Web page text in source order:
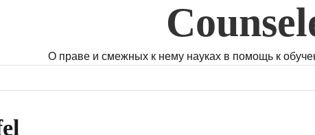
О праве и смежных к нему науках в помощь к